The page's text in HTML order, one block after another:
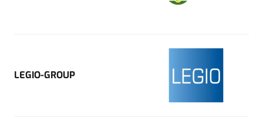
LEGIO-GROUP